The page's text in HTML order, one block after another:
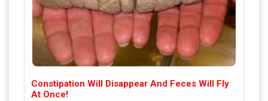
Constipation Will Disappear And Feces Will Fly
At Once!